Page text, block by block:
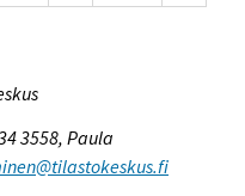
3558, Paula